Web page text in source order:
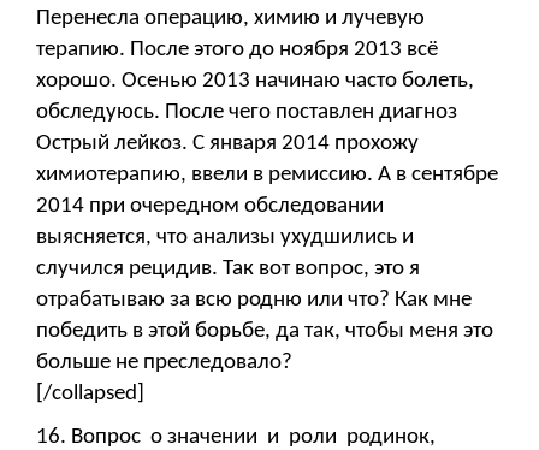
Перенесла операцию, химию и лучевую
терапию. После этого до ноября 2013 всё
хорошо. Осенью 2013 начинаю часто болеть,
обследуюсь. После чего поставлен диагноз
Острый лейкоз. С января 2014 прохожу
химиотерапию, ввели в ремиссию. А в сентябре
2014 при очередном обследовании
выясняется, что анализы ухудшились и
случился рецидив. Так вот вопрос, это я
отрабатываю за всю родню или что? Как мне
победить в этой борьбе, да так, чтобы меня это
больше не преследовало?
[/collapsed]
16. Вопрос о значении и роли родинок,